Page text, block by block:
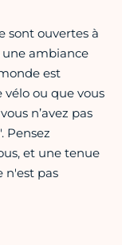
sont ouvertes à
une ambiance
est
vélo ou que vous
n’avez pas
Pensez
et une tenue
n'est pas